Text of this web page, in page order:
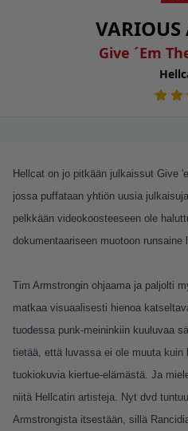
VARIOUS
Give ´Em
Hellcat on jo pitkään julkaissut Give
jossa puffataan yhtiön uusia
pelkkään videokoosteeseen ole
dokumentaariseen muotoon runsaine
Tim Armstrongin ohjaama ja paljolti
matkaa visuaalisesti hienoa
tuodessa punk-meininkiin kuuluvaa
tietää, että luvassa ei ole muuta kuin
tuokiokuvia kiertue-elämästä. Ja
niitä Hellcatin artisteja. Nyt dvd
Armstrongista itsestään, sillä